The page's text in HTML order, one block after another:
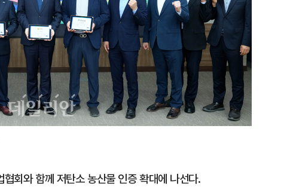
회와 함께 저탄소 농산물 인증 확대에 나선다.